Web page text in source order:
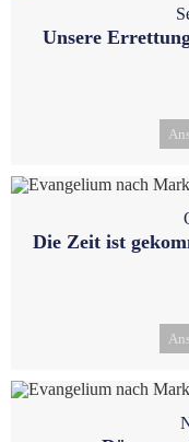
Unsere
Die Zeit ist